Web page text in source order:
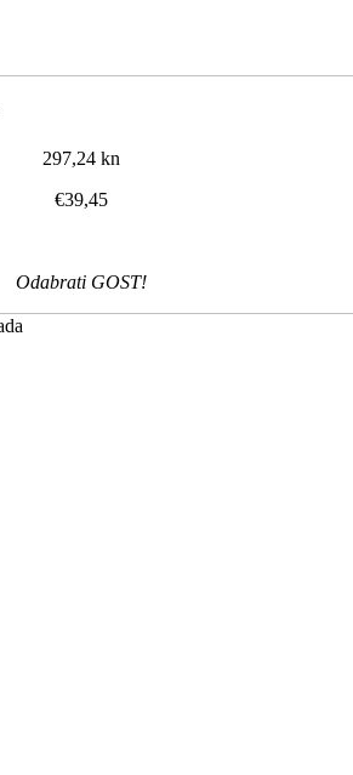
297,24 kn
€39,45
Odabrati GOST!